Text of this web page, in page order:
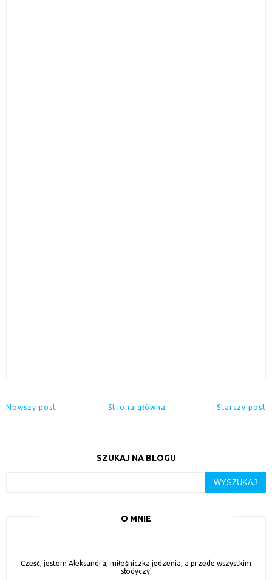
Nowszy post Starszy post
Strona główna
SZUKAJ NA BLOGU
O MNIE
Cześć, jestem Aleksandra, miłośniczka jedzenia, a przede wszystkim
słodyczy!